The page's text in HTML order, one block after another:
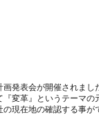
発表会が開催されまし
『変革』というテーマ
現在地の確認する事が